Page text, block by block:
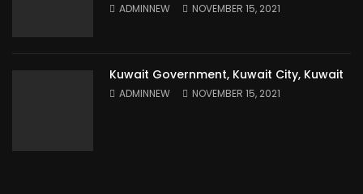
ADMINNEW NOVEMBER 15, 2021
Kuwait Government, Kuwait City, Kuwait
ADMINNEW NOVEMBER 15, 2021